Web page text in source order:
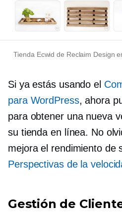
Tienda Ecwid de Reclaim Design
Si ya estás usando el
para WordPress, ahora
para obtener una nueva
su tienda en línea. No
mejora el rendimiento de
Perspectivas de la
Gestión de